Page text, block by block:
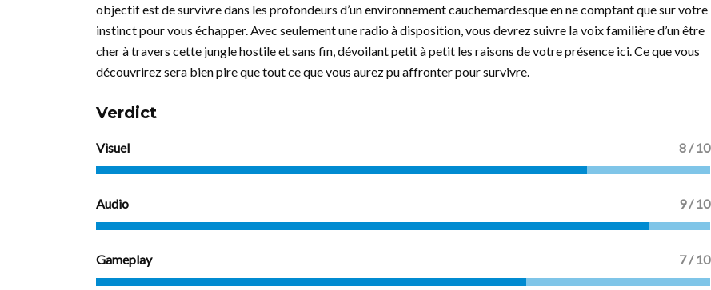
objectif est de survivre dans les profondeurs d’un environnement cauchemardesque en ne comptant que sur votre
instinct pour vous échapper. Avec seulement une radio à disposition, vous devrez suivre la voix familière d’un être
cher à travers cette jungle hostile et sans fin, dévoilant petit à petit les raisons de votre présence ici. Ce que vous
découvrirez sera bien pire que tout ce que vous aurez pu affronter pour survivre.
Verdict
Visuel 8 / 10
Audio 9 / 10
Gameplay 7 / 10